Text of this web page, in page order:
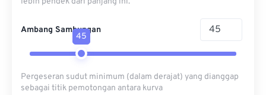
Ambang Sambungan
45
Pergeseran sudut minimum (dalam derajat) yang dianggap
sebagai titik pemotongan antara kurva